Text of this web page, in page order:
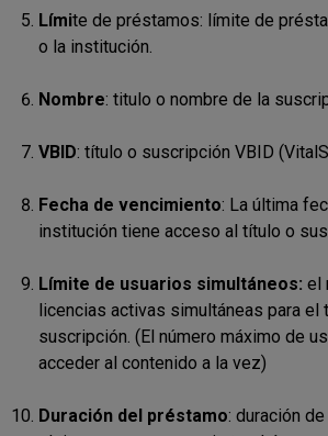
Límite de préstamos: límite de
o la institución.
Nombre: titulo o nombre de la
VBID: título o suscripción VBID
Fecha de vencimiento: La última
institución tiene acceso al título o
Límite de usuarios simultáneos: el
licencias activas simultáneas para el
suscripción. (El número máximo de
acceder al contenido a la vez)
Duración del préstamo: duración